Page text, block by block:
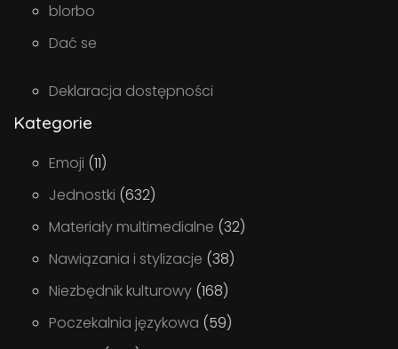
blorbo
Dać se
Deklaracja dostępności
Kategorie
Emoji (11)
Jednostki (632)
Materiały multimedialne (32)
Nawiązania i stylizacje (38)
Niezbędnik kulturowy (168)
Poczekalnia językowa (59)